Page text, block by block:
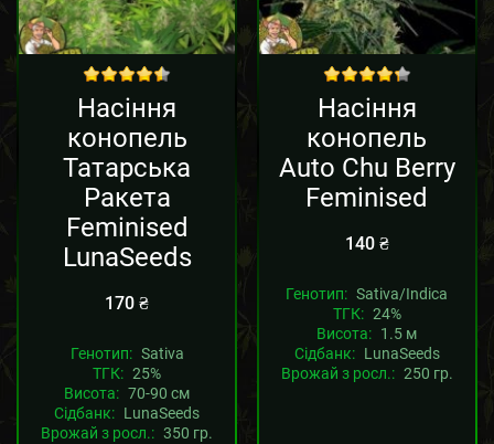
Насіння
конопель
Татарська
Ракета
Feminised
LunaSeeds
170₴
Генотип: Sativa
ТГК: 25%
Висота: 70-90 см
Сідбанк: LunaSeeds
Врожай з росл.: 350 гр.
Насіння
конопель
Auto Chu Berry
Feminised
140 ₴
Генотип: Sativa/Indica
ТГК: 24%
Висота: 1.5 м
Сідбанк: LunaSeeds
Врожай з росл.: 250 гр.